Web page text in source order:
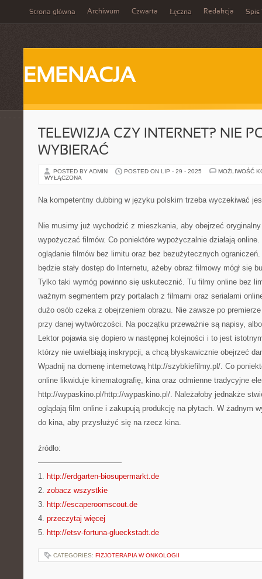
Strona główna Archiwum Czwarta Łęczna Redakcja Spis
EMENACJA
TELEWIZJA CZY INTERNET? NIE
WYBIERAĆ
POSTED BY ADMIN POSTED ON LIP - 29 - 2025
MOŻLIWOŚĆ
WYŁĄCZONA
Na kompetentny dubbing w języku polskim trzeba wyczekiwać
Nie musimy już wychodzić z mieszkania, aby obejrzeć
wypożyczać filmów. Co poniektóre wypożyczalnie działają
oglądanie filmów bez limitu oraz bez bezużytecznych
będzie stały dostęp do Internetu, ażeby obraz filmowy mógł się
Tylko taki wymóg powinno się uskutecznić. Tu filmy online bez
ważnym segmentem przy portalach z filmami oraz serialami
dużo osób czeka z obejrzeniem obrazu. Nie zawsze po
przy danej wytwórczości. Na początku przeważnie są napisy,
Lektor pojawia się dopiero w następnej kolejności i to jest
którzy nie uwielbiają inskrypcji, a chcą błyskawicznie obejrzeć
Wpadnij na domenę internetową http://szybkiefilmy.pl/. Co
online likwiduje kinematografię, kina oraz odmienne tradycyjne
http://wypaskino.pl/http://wypaskino.pl/. Należałoby jednakże
oglądają film online i zakupują produkcję na płytach. W żadnym
do kina, aby przysłużyć się na rzecz kina.
źródło:
———————————
1. http://erdgarten-biosupermarkt.de
2. zobacz wszystkie
3. http://escaperoomscout.de
4. przeczytaj więcej
5. http://etsv-fortuna-glueckstadt.de
CATEGORIES: FIZJOTERAPIA W ONKOLOGII